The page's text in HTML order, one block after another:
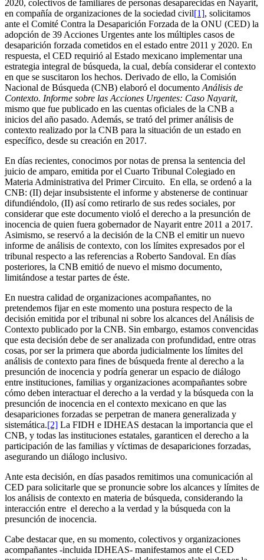
2020, colectivos de familiares de personas desaparecidas en Nayarit,
en compañía de organizaciones de la sociedad civil[1], solicitamos
ante el Comité Contra la Desaparición Forzada de la ONU (CED) la
adopción de 39 Acciones Urgentes ante los múltiples casos de
desaparición forzada cometidos en el estado entre 2011 y 2020. En
respuesta, el CED requirió al Estado mexicano implementar una
estrategia integral de búsqueda, la cual, debía considerar el contexto
en que se suscitaron los hechos. Derivado de ello, la Comisión
Nacional de Búsqueda (CNB) elaboró el documento Análisis de
Contexto. Informe sobre las Acciones Urgentes: Caso Nayarit,
mismo que fue publicado en las cuentas oficiales de la CNB a
inicios del año pasado. Además, se trató del primer análisis de
contexto realizado por la CNB para la situación de un estado en
específico, desde su creación en 2017.
En días recientes, conocimos por notas de prensa la sentencia del
juicio de amparo, emitida por el Cuarto Tribunal Colegiado en
Materia Administrativa del Primer Circuito. En ella, se ordenó a la
CNB: (II) dejar insubsistente el informe y abstenerse de continuar
difundiéndolo, (II) así como retirarlo de sus redes sociales, por
considerar que este documento violó el derecho a la presunción de
inocencia de quien fuera gobernador de Nayarit entre 2011 a 2017.
Asimismo, se reservó a la decisión de la CNB el emitir un nuevo
informe de análisis de contexto, con los límites expresados por el
tribunal respecto a las referencias a Roberto Sandoval. En días
posteriores, la CNB emitió de nuevo el mismo documento,
limitándose a testar partes de éste.
En nuestra calidad de organizaciones acompañantes, no
pretendemos fijar en este momento una postura respecto de la
decisión emitida por el tribunal ni sobre los alcances del Análisis de
Contexto publicado por la CNB. Sin embargo, estamos convencidas
que esta decisión debe de ser analizada con profundidad, entre otras
cosas, por ser la primera que aborda judicialmente los límites del
análisis de contexto para fines de búsqueda frente al derecho a la
presunción de inocencia y podría generar un espacio de diálogo
entre instituciones, familias y organizaciones acompañantes sobre
cómo deben interactuar el derecho a la verdad y la búsqueda con la
presunción de inocencia en el contexto mexicano en que las
desapariciones forzadas se perpetran de manera generalizada y
sistemática.[2] La FIDH e IDHEAS destacan la importancia que el
CNB, y todas las instituciones estatales, garanticen el derecho a la
participación de las familias y víctimas de desapariciones forzadas,
asegurando un diálogo inclusivo.
Ante esta decisión, en días pasados remitimos una comunicación al
CED para solicitarle que se pronuncie sobre los alcances y límites de
los análisis de contexto en materia de búsqueda, considerando la
interacción entre el derecho a la verdad y la búsqueda con la
presunción de inocencia.
Cabe destacar que, en su momento, colectivos y organizaciones
acompañantes -incluida IDHEAS- manifestamos ante el CED